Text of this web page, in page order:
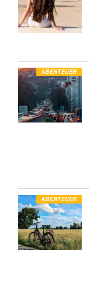
ABENTEUER
ABENTEUER